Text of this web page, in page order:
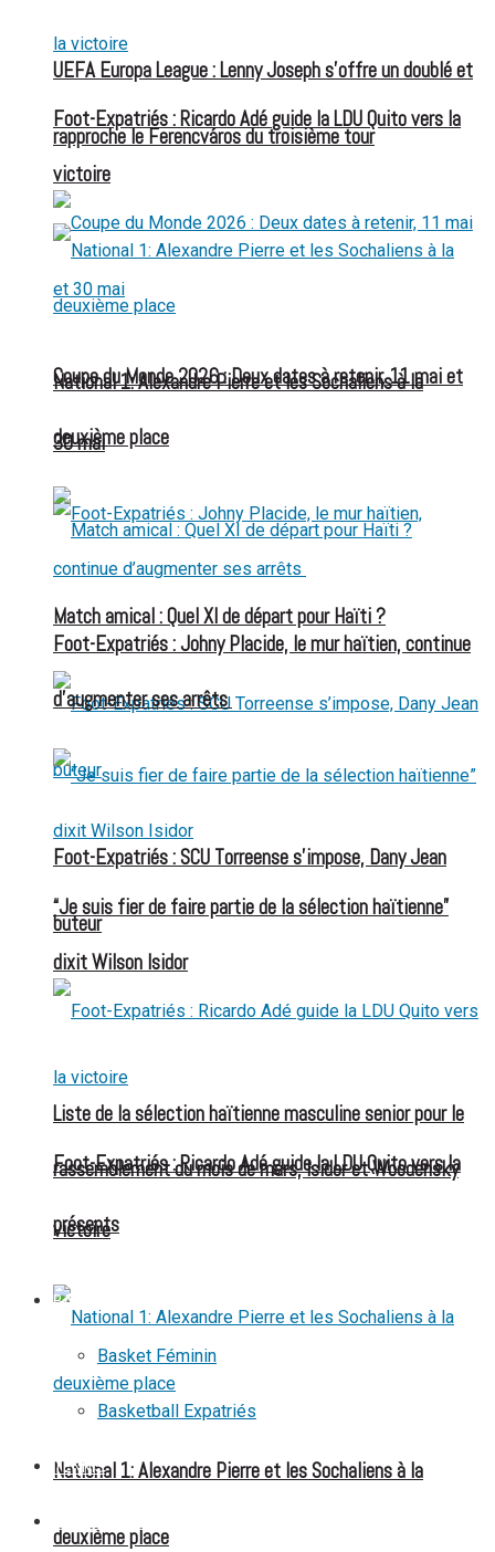
UEFA Europa League : Lenny Joseph s’offre un doublé et
rapproche le Ferencváros du troisième tour
Coupe du Monde 2026 : Deux dates à retenir, 11 mai et
30 mai
Match amical : Quel XI de départ pour Haïti ?
Foot-Expatriés : SCU Torreense s’impose, Dany Jean
buteur
Foot-Expatriés : Ricardo Adé guide la LDU Quito vers la
victoire
National 1: Alexandre Pierre et les Sochaliens à la
deuxième place
Foot-Expatriés : Ricardo Adé guide la LDU Quito vers la
victoire
National 1: Alexandre Pierre et les Sochaliens à la
deuxième place
Foot-Expatriés : Johny Placide, le mur haïtien, continue
d’augmenter ses arrêts
“Je suis fier de faire partie de la sélection haïtienne”
dixit Wilson Isidor
Liste de la sélection haïtienne masculine senior pour le
rassemblement du mois de mars, Isidor et Woodensky
présents
BASKETBALL
Basket Féminin
Basketball Expatriés
TENNIS